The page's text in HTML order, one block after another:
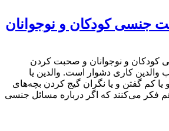
جنسی کودکان و نوجوانان
کودکان و نوجوانان و صحبت کردن
والدین کاری دشوار است. والدین یا
یا کم گفتن و یا نگران گیج کردن بچه‌های
‌فکر می‌کنند که اگر درباره مسائل جنسی